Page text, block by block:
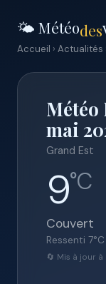
🌤️ Météodes
Accueil › Actualités
Météo
mai
Grand Est
9°C
Couvert
Ressenti 7°C
🔄 Mis à jour